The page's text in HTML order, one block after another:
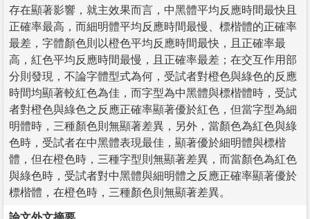
存在顯著影響，就主效果而言，中黑體平均反應時間最快且
正確率最高，而細明體平均反應時間最慢、標楷體的正確率
最差，字體顏色則以橙色平均反應時間最快，且正確率最
高，紅色平均反應時間最慢，且正確率最差；在交互作用部
分則發現，不論字體型式為何，受試者對橙色與綠色的反應
時間均顯著較紅色為佳，而字型為中黑體與標楷體時，受試
者對橙色與綠色之反應正確率顯著優於紅色，但當字型為細
明體時，三種顏色則無顯著差異，另外，當顏色為紅色與綠
色時，受試者在中黑體表現最佳，顯著優於細明體與標楷
體，但在橙色時，三種字型則無顯著差異，而當顏色為紅色
與綠色時，受試者對中黑體與細明體之反應正確率顯著優於
標楷體，在橙色時，三種顏色則無顯著差異。